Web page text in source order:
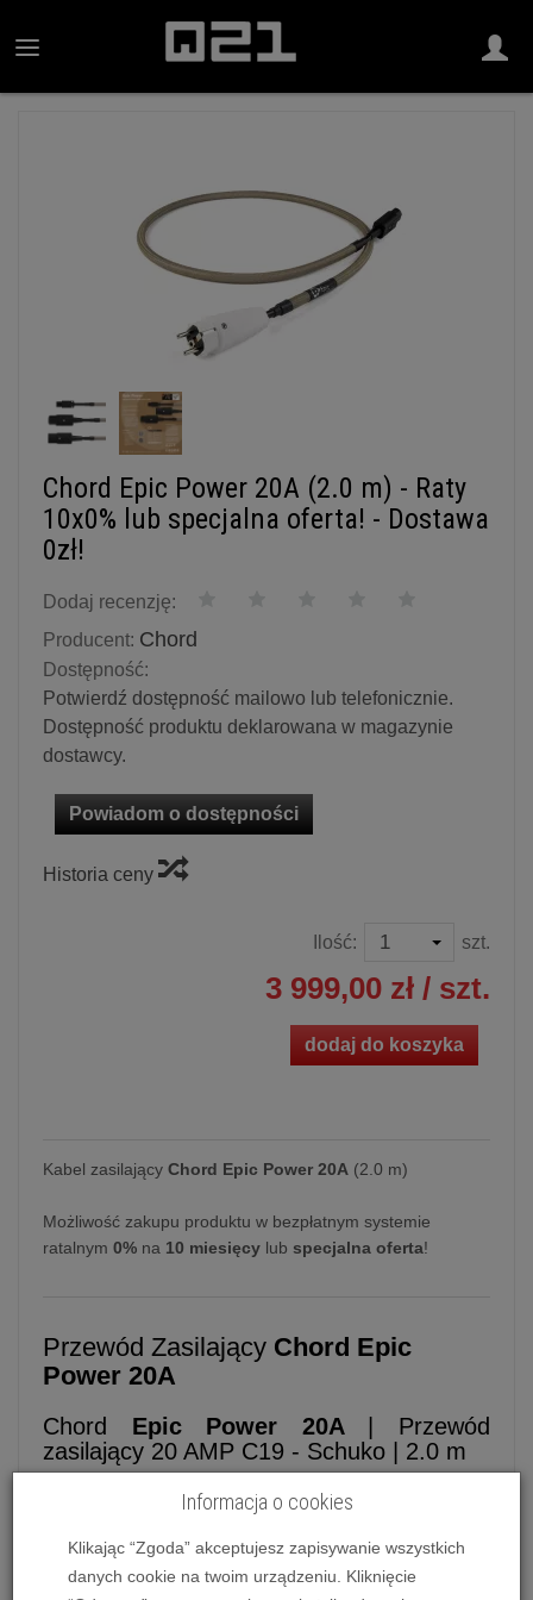
Chord Epic Power 20A (2.0 m) - Raty
10x0% lub specjalna oferta! - Dostawa
0zł!
Dodaj recenzję:
Producent: Chord
Dostępność:
Potwierdź dostępność mailowo lub telefonicznie.
Dostępność produktu deklarowana w magazynie
dostawcy.
Powiadom o dostępności
Historia ceny
Ilość: szt.
3 999,00 zł / szt.
dodaj do koszyka
Kabel zasilający Chord Epic Power 20A (2.0 m)
Możliwość zakupu produktu w bezpłatnym systemie
ratalnym 0% na 10 miesięcy lub specjalna oferta!
Przewód Zasilający Chord Epic
Power 20A
Chord Epic Power 20A
| Przewód
zasilający 20 AMP C19 - Schuko | 2.0 m
Epic Power to wysokiej klasy kabel zasilający,
zaprojektowany z myślą o najbardziej wymagających
systemach hi-fi oraz audiowizualnych.Produkt ten,
będący istotnym elementem cenionej serii Epic,
Informacja o cookies
Klikając “Zgoda” akceptujesz zapisywanie wszystkich
danych cookie na twoim urządzeniu. Kliknięcie